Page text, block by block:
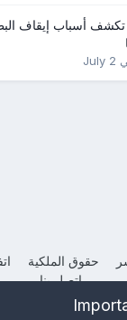
تكشف أسباب إيقاف
July 2
حقوق الملكية
إتصل بنا
by Invision